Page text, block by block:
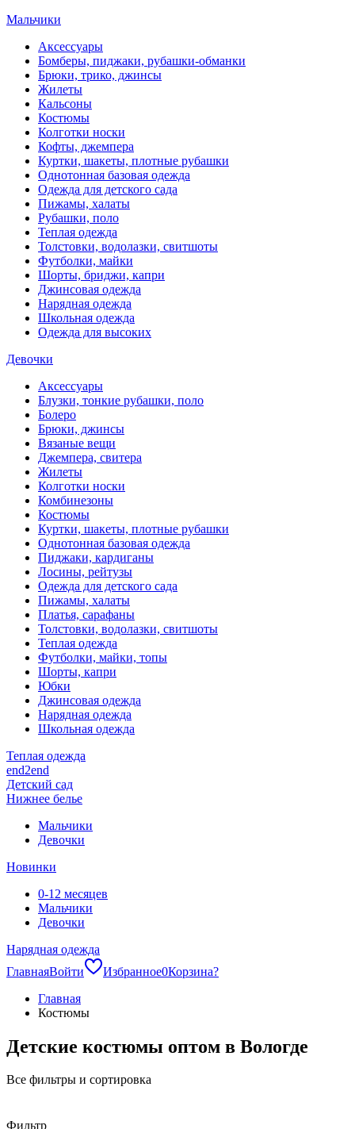
Мальчики
Аксессуары
Бомберы, пиджаки, рубашки-обманки
Брюки, трико, джинсы
Жилеты
Кальсоны
Костюмы
Колготки носки
Кофты, джемпера
Куртки, шакеты, плотные рубашки
Однотонная базовая одежда
Одежда для детского сада
Пижамы, халаты
Рубашки, поло
Теплая одежда
Толстовки, водолазки, свитшоты
Футболки, майки
Шорты, бриджи, капри
Джинсовая одежда
Нарядная одежда
Школьная одежда
Одежда для высоких
Девочки
Аксессуары
Блузки, тонкие рубашки, поло
Болеро
Брюки, джинсы
Вязаные вещи
Джемпера, свитера
Жилеты
Колготки носки
Комбинезоны
Костюмы
Куртки, шакеты, плотные рубашки
Однотонная базовая одежда
Пиджаки, кардиганы
Лосины, рейтузы
Одежда для детского сада
Пижамы, халаты
Платья, сарафаны
Толстовки, водолазки, свитшоты
Теплая одежда
Футболки, майки, топы
Шорты, капри
Юбки
Джинсовая одежда
Нарядная одежда
Школьная одежда
Теплая одежда
end2end
Детский сад
Нижнее белье
Мальчики
Девочки
Новинки
0-12 месяцев
Мальчики
Девочки
Нарядная одежда
ГлавнаяВойти Избранное0Корзина?
Главная
Костюмы
Детские костюмы оптом в Вологде
Все фильтры и сортировка
Фильтр